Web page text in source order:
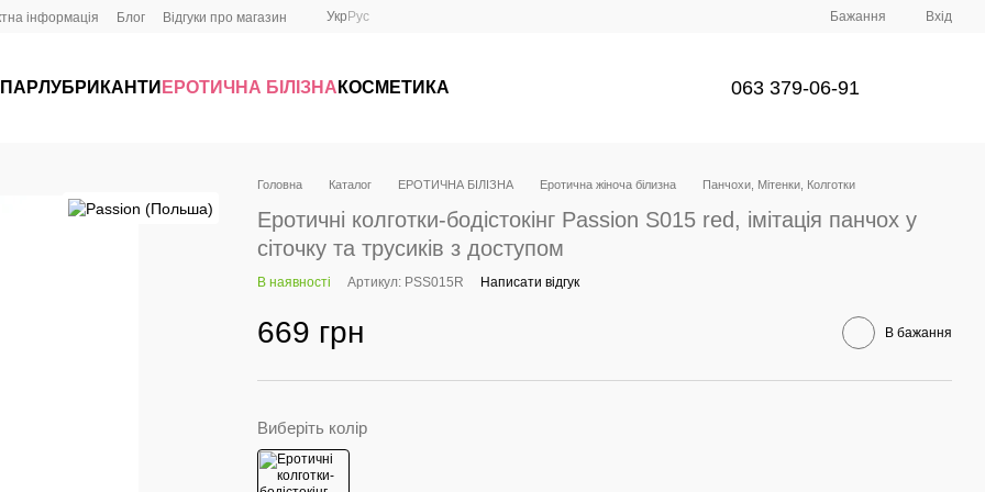
інформація Блог Відгуки про магазин Укр Рус Бажання Вхід
ЛУБРИКАНТИ ЕРОТИЧНА БІЛІЗНА КОСМЕТИКА 063 379-06-91
Головна Каталог ЕРОТИЧНА БІЛІЗНА Еротична жіноча білизна Панчохи, Мітенки, Колготки
Еротичні колготки-бодістокінг Passion S015 red, імітація панчох у
сіточку та трусиків з доступом
В наявності Артикул: PSS015R Написати відгук
669 грн В бажання
Виберіть колір